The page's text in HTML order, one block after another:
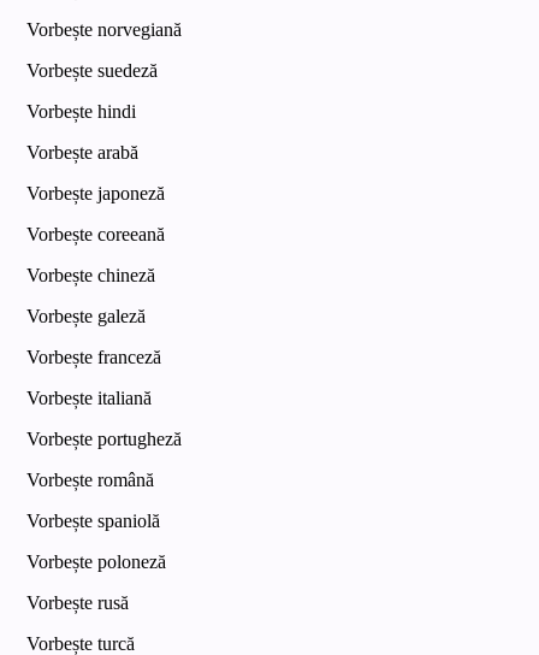
Vorbește norvegiană
Vorbește suedeză
Vorbește hindi
Vorbește arabă
Vorbește japoneză
Vorbește coreeană
Vorbește chineză
Vorbește galeză
Vorbește franceză
Vorbește italiană
Vorbește portugheză
Vorbește română
Vorbește spaniolă
Vorbește poloneză
Vorbește rusă
Vorbește turcă